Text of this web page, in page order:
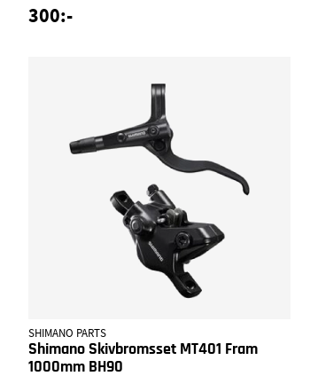
300:-
SHIMANO PARTS
Shimano Skivbromsset MT401 Fram
1000mm BH90